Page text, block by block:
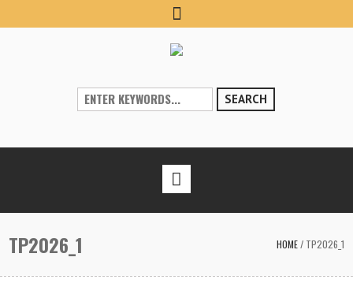
SEARCH
TP2026_1 HOME/ TP2026_1